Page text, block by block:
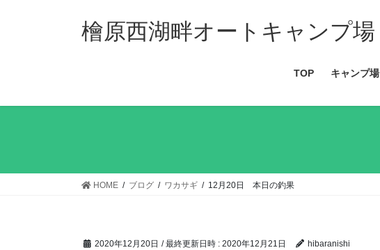
檜原西湖畔オートキャンプ場
TOP キャンプ場
HOME ブログ ワカサギ 12月20日 本日の釣果
2020年12月20日 / 最終更新日時 : 2020年12月21日 hibaranishi